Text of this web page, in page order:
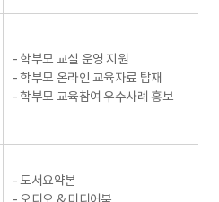
- 학부모 교실 운영 지원
- 학부모 온라인 교육자료 탑재
- 학부모 교육참여 우수사례 홍보
- 도서요약본